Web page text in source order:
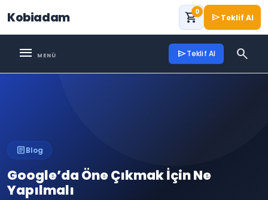
Kobiadam shopping_cart0 sendTeklif Al
menu sendTeklif Al search
articleBlog
Google’da Öne Çıkmak İçin Ne
Yapılmalı